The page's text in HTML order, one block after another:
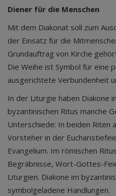
Diener für die Menschen
Mit dem Diakonat soll zum
der Einsatz für die
Grundauftrag von Kirche
Die Weihe ist Symbol für eine
ausgerichtete Verbundenheit
In der Liturgie haben Diakone
byzantinischen Ritus manche
Unterschiede: In beiden Riten
Vorsteher in der
Evangelium. Im römischen
Begräbnisse, Wort-Gottes-
Liturgien. Diakone im
symbolgeladene Handlungen.